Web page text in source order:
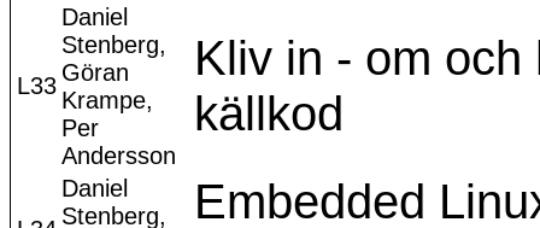
L33
Daniel
Stenberg,
Göran
Krampe,
Per
Andersson
Kliv in - om
källkod
Daniel
Stenberg,
Embedded